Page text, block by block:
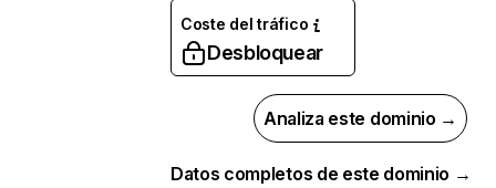
Coste del tráfico
Desbloquear
Analiza este dominio →
Datos completos de este dominio →